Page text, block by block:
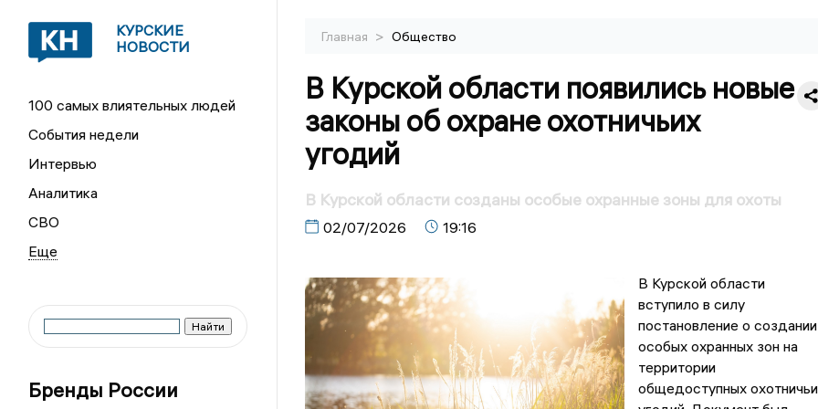
КУРСКИЕ
НОВОСТИ
100 самых влиятельных людей
События недели
Интервью
Аналитика
СВО
Бренды России
Главная > Общество
В Курской области появились новые
законы об охране охотничьих
угодий
В Курской области созданы особые охранные зоны для охоты
02/07/2026 19:16
В Курской области
вступило в силу
постановление о создании
особых охранных зон на
территории
общедоступных